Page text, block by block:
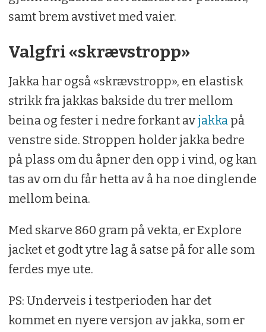
samt brem avstivet med vaier.
Valgfri «skrævstropp»
Jakka har også «skrævstropp», en elastisk
strikk fra jakkas bakside du trer mellom
beina og fester i nedre forkant avjakkapå
venstre side. Stroppen holder jakka bedre
på plass om du åpner den opp i vind, og kan
tas av om du får hetta av å ha noe dinglende
mellom beina.
Med skarve 860 gram på vekta, er Explore
jacket et godt ytre lag å satse på for alle som
ferdes mye ute.
PS: Underveis i testperioden har det
kommet en nyere versjon av jakka, som er